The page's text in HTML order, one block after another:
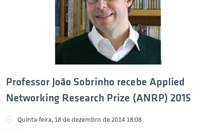
Professor João Sobrinho recebe Applied
Networking Research Prize (ANRP) 2015
Quinta-feira, 18 de dezembro de 2014 18:08